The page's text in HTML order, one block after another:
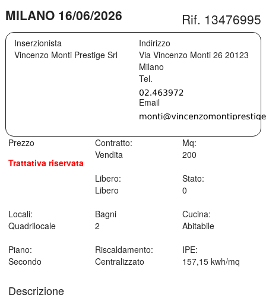
MILANO 16/06/2026 Rif. 13476995
Inserzionista
Vincenzo Monti Prestige Srl
Indirizzo
Via Vincenzo Monti 26 20123
Milano
Prezzo
Trattativa riservata
Contratto:
Vendita
Mq:
200
Libero:
Libero
Stato:
0
Locali:
Quadrilocale
Bagni
2
Cucina:
Abitabile
Piano:
Secondo
Riscaldamento:
Centralizzato
IPE:
157,15 kwh/mq
Descrizione